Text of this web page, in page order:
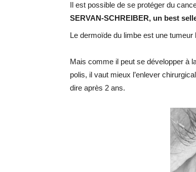
Il est possible de se protéger du
SERVAN-SCHREIBER, un best
Le dermoïde du limbe est une tumeur
Mais comme il peut se développer à
polis, il vaut mieux l’enlever
dire après 2 ans.